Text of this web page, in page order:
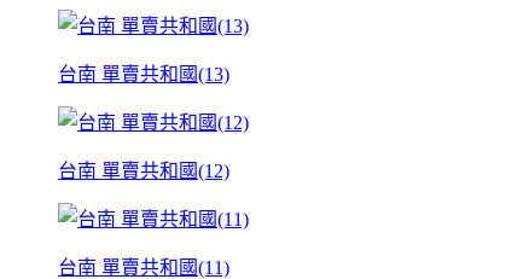
台南 單賣共和國(13)
台南 單賣共和國(12)
台南 單賣共和國(11)